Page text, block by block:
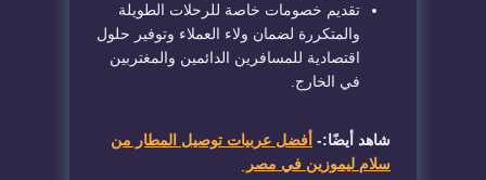
​تقديم خصومات خاصة للرحلات الطويلة
والمتكررة لضمان ولاء العملاء وتوفير حلول
اقتصادية للمسافرين الدائمين والمغتربين
في الخارج.
شاهد أيضًا:- أفضل عربيات توصيل المطار من
سلام ليموزين في مصر